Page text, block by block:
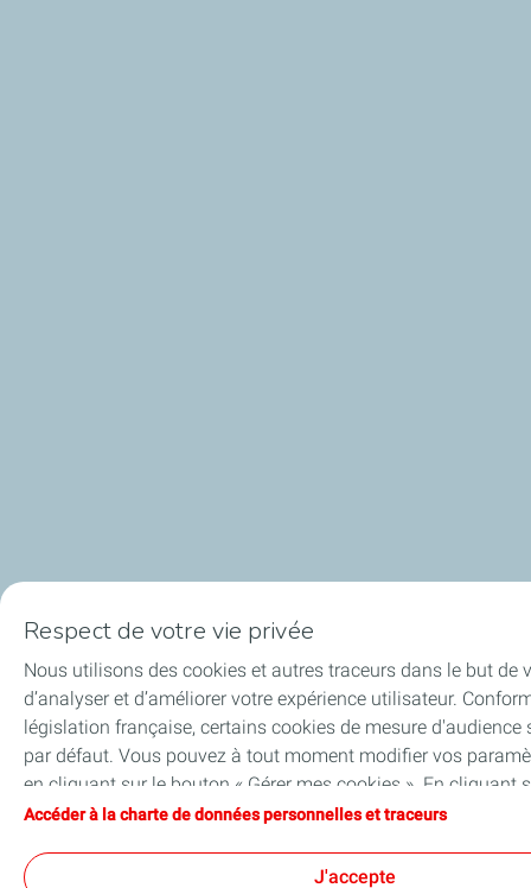
Respect de votre vie privée
Nous utilisons des cookies et autres traceurs dans le but de
d’analyser et d’améliorer votre expérience utilisateur.
législation française, certains cookies de mesure d'audience
par défaut. Vous pouvez à tout moment modifier vos
en cliquant sur le bouton « Gérer mes cookies ». En cliquant
J’accepte », vous acceptez le dépôt de l’ensemble des
au bon fonctionnement du site seront utilisés. Pour plus
Accéder à la charte de données personnelles et traceurs
J'accepte